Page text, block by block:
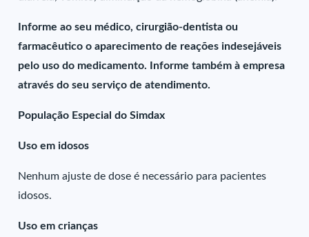
Informe ao seu médico, cirurgião-dentista ou
farmacêutico o aparecimento de reações indesejáveis
pelo uso do medicamento. Informe também à empresa
através do seu serviço de atendimento.
População Especial do Simdax
Uso em idosos
Nenhum ajuste de dose é necessário para pacientes
idosos.
Uso em crianças